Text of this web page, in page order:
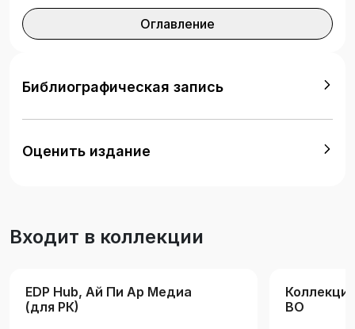
формате научного доклада и статьи. Учебное
пособие предназначено для студентов,
«Гостиничный и ресторанный бизнес»,
гостеприимства», «Спортивный туризм»,
«Спортивно-оздоровительный фитнес»,
изучающих дисциплину «Введение в
Оглавление
Библиографическая запись
Оценить издание
Входит в коллекции
EDP Hub, Ай Пи Ар Медиа
(для РК)
ВО